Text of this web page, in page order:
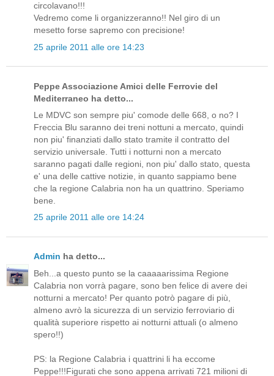
circolavano!!!
Vedremo come li organizzeranno!! Nel giro di un
mesetto forse sapremo con precisione!
25 aprile 2011 alle ore 14:23
Peppe Associazione Amici delle Ferrovie del
Mediterraneo ha detto...
Le MDVC son sempre piu' comode delle 668, o no? I
Freccia Blu saranno dei treni nottuni a mercato, quindi
non piu' finanziati dallo stato tramite il contratto del
servizio universale. Tutti i notturni non a mercato
saranno pagati dalle regioni, non piu' dallo stato, questa
e' una delle cattive notizie, in quanto sappiamo bene
che la regione Calabria non ha un quattrino. Speriamo
bene.
25 aprile 2011 alle ore 14:24
Admin ha detto...
Beh...a questo punto se la caaaaarissima Regione
Calabria non vorrà pagare, sono ben felice di avere dei
notturni a mercato! Per quanto potrò pagare di più,
almeno avrò la sicurezza di un servizio ferroviario di
qualità superiore rispetto ai notturni attuali (o almeno
spero!!)
PS: la Regione Calabria i quattrini li ha eccome
Peppe!!!Figurati che sono appena arrivati 721 milioni di